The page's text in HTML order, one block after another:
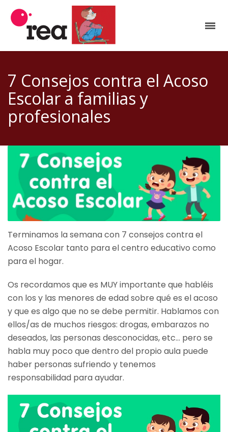
7 Consejos contra el Acoso
Escolar a familias y
profesionales
Terminamos la semana con 7 consejos contra el
Acoso Escolar tanto para el centro educativo como
para el hogar.
Os recordamos que es MUY importante que habléis
con los y las menores de edad sobre qué es el acoso
y que es algo que no se debe permitir. Hablamos con
ellos/as de muchos riesgos: drogas, embarazos no
deseados, las personas desconocidas, etc… pero se
habla muy poco que dentro del propio aula puede
haber personas sufriendo y tenemos
responsabilidad para ayudar.